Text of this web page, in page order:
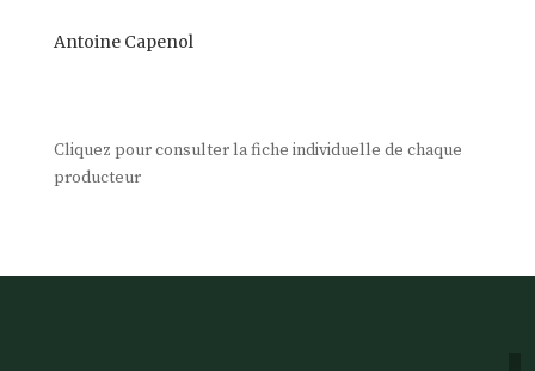
Antoine Capenol
Cliquez pour consulter la fiche individuelle de chaque
producteur